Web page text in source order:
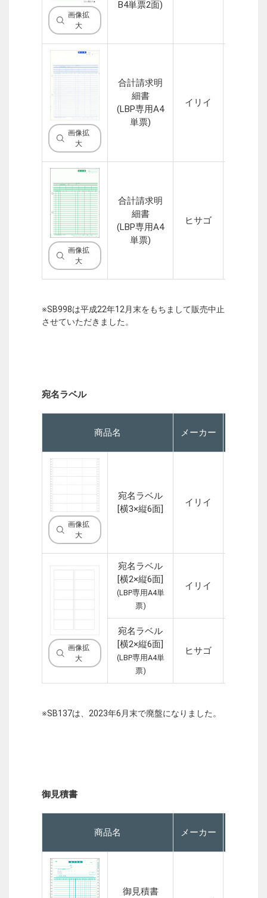
画像拡
大
B4単票2面)
画像拡
大
合計請求明
細書
(LBP専用A4
単票)
イリイ
画像拡
大
合計請求明
細書
(LBP専用A4
単票)
ヒサゴ
※SB998は平成22年12月末をもちまして販売中止
させていただきました。
宛名ラベル
商品名 メーカー
画像拡
大
宛名ラベル
[横3×縦6面]
イリイ
画像拡
大
宛名ラベル
[横2×縦6面]
(LBP専用A4単
票)
イリイ
宛名ラベル
[横2×縦6面]
(LBP専用A4単
票)
ヒサゴ
※SB137は、2023年6月末で廃盤になりました。
御見積書
商品名 メーカー
御見積書